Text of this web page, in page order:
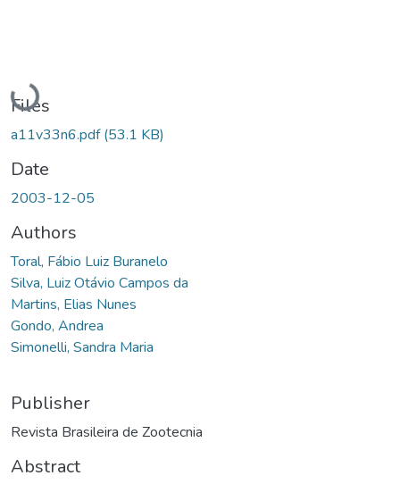
Loading...
Files
a11v33n6.pdf(53.1 KB)
Date
2003-12-05
Authors
Toral, Fábio Luiz Buranelo
Silva, Luiz Otávio Campos da
Martins, Elias Nunes
Gondo, Andrea
Simonelli, Sandra Maria
Publisher
Revista Brasileira de Zootecnia
Abstract